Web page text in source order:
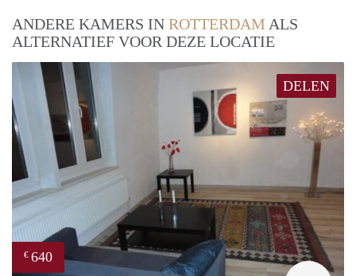
ANDERE KAMERS IN ROTTERDAM ALS
ALTERNATIEF VOOR DEZE LOCATIE
DELEN
€ 640